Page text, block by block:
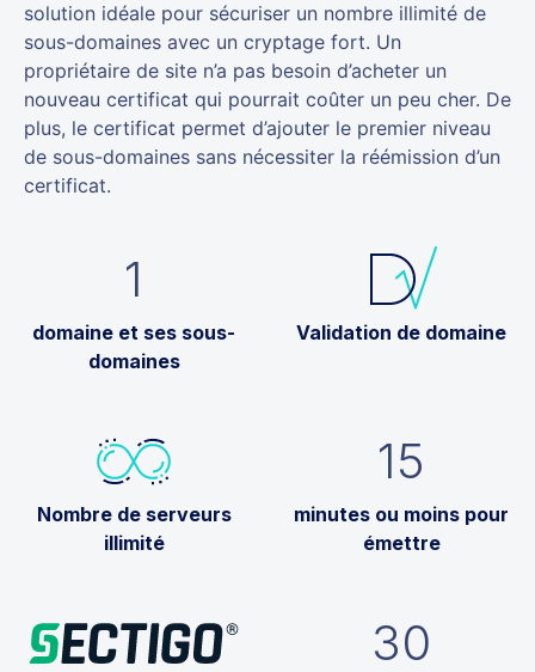
solution idéale pour sécuriser un nombre illimité de
sous-domaines avec un cryptage fort. Un
propriétaire de site n’a pas besoin d’acheter un
nouveau certificat qui pourrait coûter un peu cher. De
plus, le certificat permet d’ajouter le premier niveau
de sous-domaines sans nécessiter la réémission d’un
certificat.
1
domaine et ses sous-
domaines
Validation de domaine
Nombre de serveurs
illimité
15
minutes ou moins pour
émettre
30